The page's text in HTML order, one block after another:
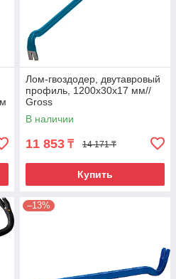
Лом-гвоздодер, двутавровый
профиль, 1200х30х17 мм//
Gross
В наличии
11 853 ₸ 14 171 ₸
Купить
–13%